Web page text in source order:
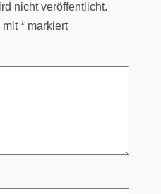
nicht veröffentlicht.
mit*markiert